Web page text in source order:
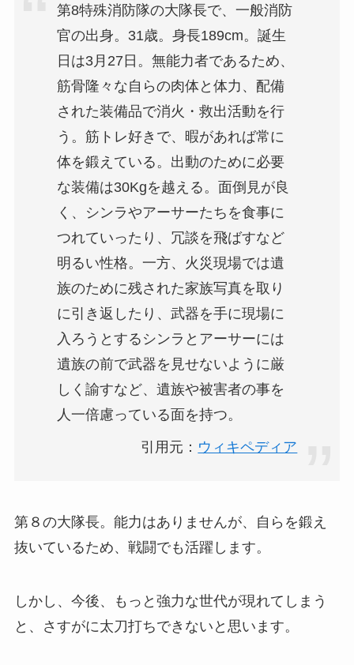
第8特殊消防隊の大隊長で、一般消防
官の出身。31歳。身長189cm。誕生
日は3月27日。無能力者であるため、
筋骨隆々な自らの肉体と体力、配備
された装備品で消火・救出活動を行
う。筋トレ好きで、暇があれば常に
体を鍛えている。出動のために必要
な装備は30Kgを越える。面倒見が良
く、シンラやアーサーたちを食事に
つれていったり、冗談を飛ばすなど
明るい性格。一方、火災現場では遺
族のために残された家族写真を取り
に引き返したり、武器を手に現場に
入ろうとするシンラとアーサーには
遺族の前で武器を見せないように厳
しく諭すなど、遺族や被害者の事を
人一倍慮っている面を持つ。
引用元： ウィキペディア
第８の大隊長。能力はありませんが、自らを鍛え
抜いているため、戦闘でも活躍します。
しかし、今後、もっと強力な世代が現れてしまう
と、さすがに太刀打ちできないと思います。